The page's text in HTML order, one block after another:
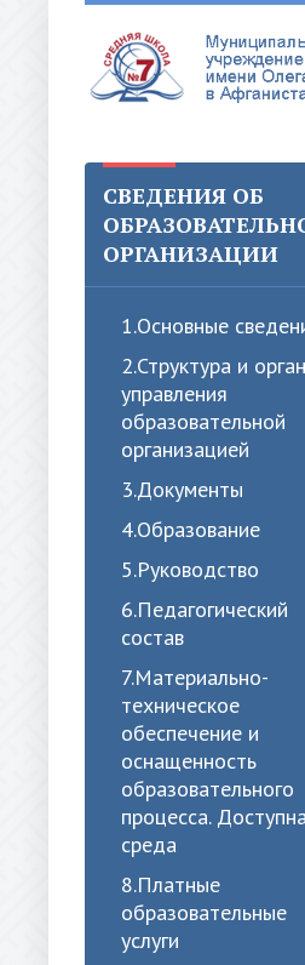
СВЕДЕНИЯ ОБ
ОРГАНИЗАЦИИ
1.Oсновные
2.Структура и
управления
образовательной
организацией
3.Документы
4.Образование
5.Руководство
6.Педагогический
состав
7.Материально-
техническое
обеспечение и
оснащенность
образовательного
процесса.
среда
8.Платные
образовательные
услуги